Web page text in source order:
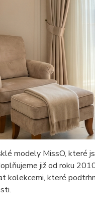
modely MissO, které
již od roku
kolekcemi, které